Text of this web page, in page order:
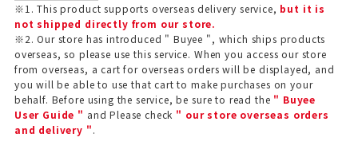
※1. This product supports overseas delivery service, but it is
not shipped directly from our store.
※2. Our store has introduced " Buyee ", which ships products
overseas, so please use this service. When you access our store
from overseas, a cart for overseas orders will be displayed, and
you will be able to use that cart to make purchases on your
behalf. Before using the service, be sure to read the " Buyee
User Guide " and Please check " our store overseas orders
and delivery ".